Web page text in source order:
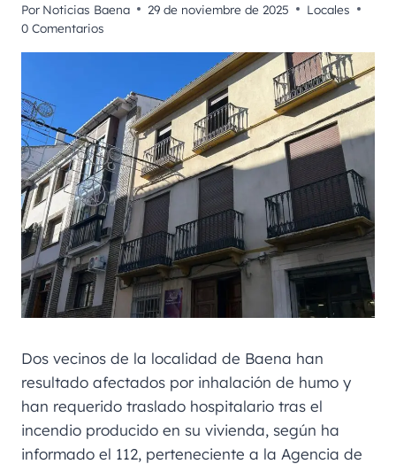
Por Noticias Baena 29 de noviembre de 2025
Locales
0 Comentarios
Dos vecinos de la localidad de Baena han
resultado afectados por inhalación de humo y
han requerido traslado hospitalario tras el
incendio producido en su vivienda, según ha
informado el 112, perteneciente a la Agencia de